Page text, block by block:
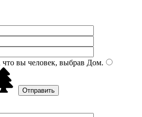
вы человек, выбрав Дом.